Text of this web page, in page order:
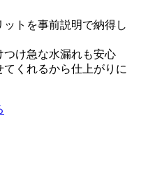
トを事前説明で納得し
つけ急な水漏れも安心
くれるから仕上がりに